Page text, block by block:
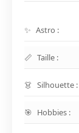
Astro :
Taille :
Silhouette :
Hobbies :